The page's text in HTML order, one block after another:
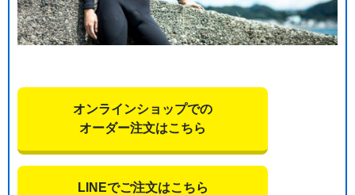
オンラインショップでの
オーダー注文はこちら
LINEでご注文はこちら